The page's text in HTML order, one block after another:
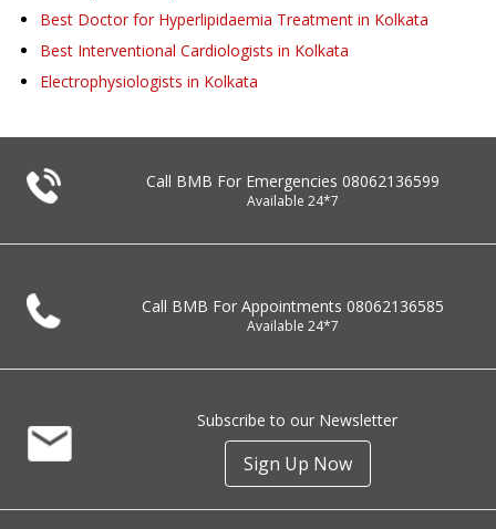
Best Doctor for Hyperlipidaemia Treatment in Kolkata
Best Interventional Cardiologists in Kolkata
Electrophysiologists in Kolkata
Call BMB For Emergencies 08062136599
Available 24*7
Call BMB For Appointments 08062136585
Available 24*7
Subscribe to our Newsletter
Sign Up Now